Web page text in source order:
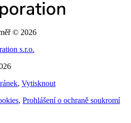
© 2026
s.r.o.
, Vytisknout
, Prohlášení o ochraně soukromí